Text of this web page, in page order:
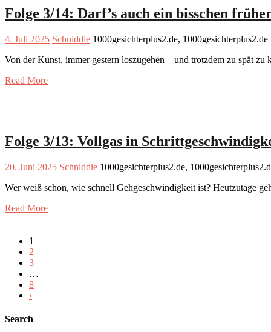
Folge 3/14: Darf’s auch ein bisschen
4. Juli 2025 Schniddie 1000gesichterplus2.de, 1000gesichterplus2.de
Von der Kunst, immer gestern loszugehen – und trotzdem zu spät zu
Read More
Folge 3/13: Vollgas in
20. Juni 2025 Schniddie 1000gesichterplus2.de,
Wer weiß schon, wie schnell Gehgeschwindigkeit ist? Heutzutage
Read More
1
2
3
…
8
›
Search